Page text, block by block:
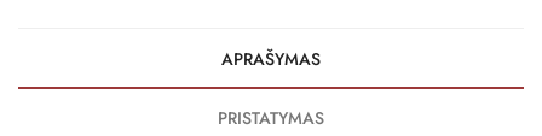
APRAŠYMAS
PRISTATYMAS